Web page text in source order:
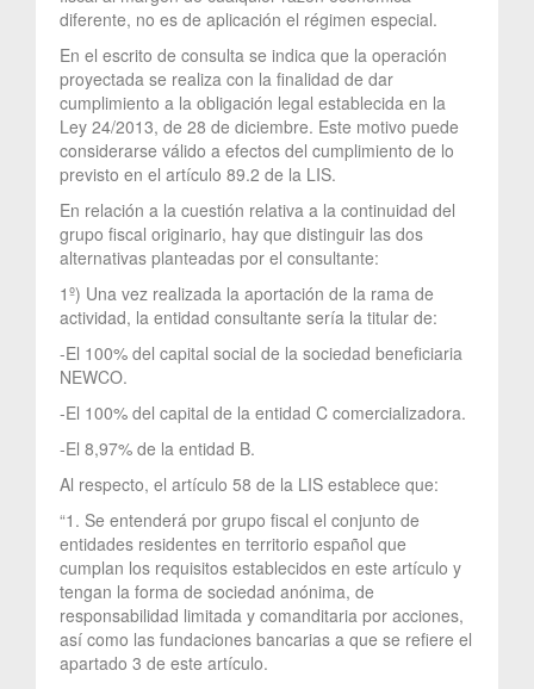
diferente, no es de aplicación el régimen especial.
En el escrito de consulta se indica que la operación
proyectada se realiza con la finalidad de dar
cumplimiento a la obligación legal establecida en la
Ley 24/2013, de 28 de diciembre. Este motivo puede
considerarse válido a efectos del cumplimiento de lo
previsto en el artículo 89.2 de la LIS.
En relación a la cuestión relativa a la continuidad del
grupo fiscal originario, hay que distinguir las dos
alternativas planteadas por el consultante:
1º) Una vez realizada la aportación de la rama de
actividad, la entidad consultante sería la titular de:
-El 100% del capital social de la sociedad beneficiaria
NEWCO.
-El 100% del capital de la entidad C comercializadora.
-El 8,97% de la entidad B.
Al respecto, el artículo 58 de la LIS establece que:
“1. Se entenderá por grupo fiscal el conjunto de
entidades residentes en territorio español que
cumplan los requisitos establecidos en este artículo y
tengan la forma de sociedad anónima, de
responsabilidad limitada y comanditaria por acciones,
así como las fundaciones bancarias a que se refiere el
apartado 3 de este artículo.